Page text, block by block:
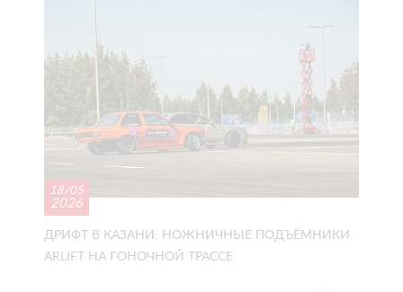
18/05
2026
ДРИФТ В КАЗАНИ: НОЖНИЧНЫЕ ПОДЪЁМНИКИ
ARLIFT НА ГОНОЧНОЙ ТРАССЕ